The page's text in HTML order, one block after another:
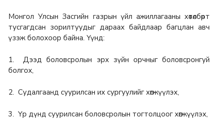
Монгол Улсын Засгийн газрын үйл ажиллагааны хөтөлбөрт
тусгагдсан зорилтуудыг дараах байдлаар багцлан авч
үзэж болохоор байна. Үүнд:
1. Дээд боловсролын эрх зүйн орчныг боловсронгуй
болгох,
2. Судалгаанд суурилсан их сургуулийг хөгжүүлэх,
3. Үр дүнд суурилсан боловсролын тогтолцоог хөгжүүлэх,